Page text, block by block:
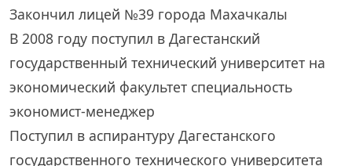
Закончил лицей №39 города Махачкалы
В 2008 году поступил в Дагестанский
государственный технический университет на
экономический факультет специальность
экономист-менеджер
Поступил в аспирантуру Дагестанского
государственного технического университета